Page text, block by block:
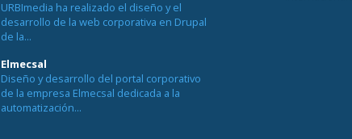
URBImedia ha realizado el diseño y el
desarrollo de la web corporativa en Drupal
de la...
Elmecsal
Diseño y desarrollo del portal corporativo
de la empresa Elmecsal dedicada a la
automatización...